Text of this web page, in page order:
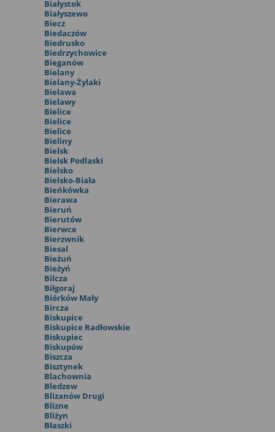
Białystok
Białyszewo
Biecz
Biedaczów
Biedrusko
Biedrzychowice
Bieganów
Bielany
Bielany-Żylaki
Bielawa
Bielawy
Bielice
Bielice
Bielice
Bieliny
Bielsk
Bielsk Podlaski
Bielsko
Bielsko-Biała
Bieńkówka
Bierawa
Bieruń
Bierutów
Bierwce
Bierzwnik
Biesal
Bieżuń
Bieżyń
Bilcza
Biłgoraj
Biórków Mały
Bircza
Biskupice
Biskupice Radłowskie
Biskupiec
Biskupów
Biszcza
Bisztynek
Blachownia
Bledzew
Blizanów Drugi
Blizne
Bliżyn
Błaszki